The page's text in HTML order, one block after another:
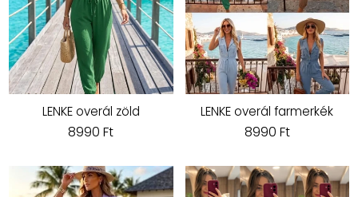
LENKE overál zöld
8990 Ft
LENKE overál farmerkék
8990 Ft